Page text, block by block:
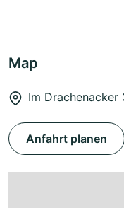
Map
Im
Anfahrt planen